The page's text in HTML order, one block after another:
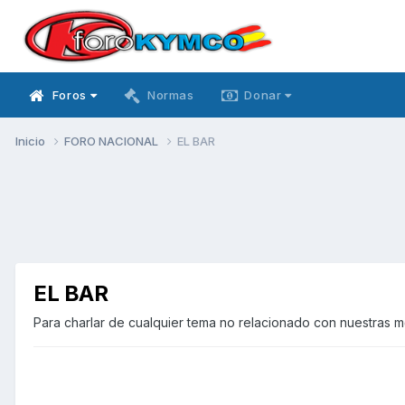
Foros Normas Donar
Inicio FORO NACIONAL EL BAR
EL BAR
Para charlar de cualquier tema no relacionado con nuestras